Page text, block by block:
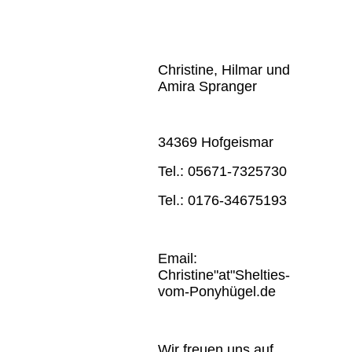
Christine, Hilmar und
Amira Spranger
34369 Hofgeismar
Tel.: 05671-7325730
Tel.: 0176-34675193
Email:
Christine"at"Shelties-
vom-Ponyhügel.de